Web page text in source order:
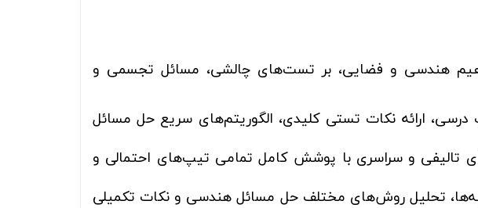
هندسی و فضایی، بر تست‌های چالشی، مسائل تجسمی و
ارائه نکات تستی کلیدی، الگوریتم‌های سریع حل مسائل
تالیفی و سراسری با پوشش کامل تمامی تیپ‌های احتمالی و
تحلیل روش‌های مختلف حل مسائل هندسی و نکات تکمیلی